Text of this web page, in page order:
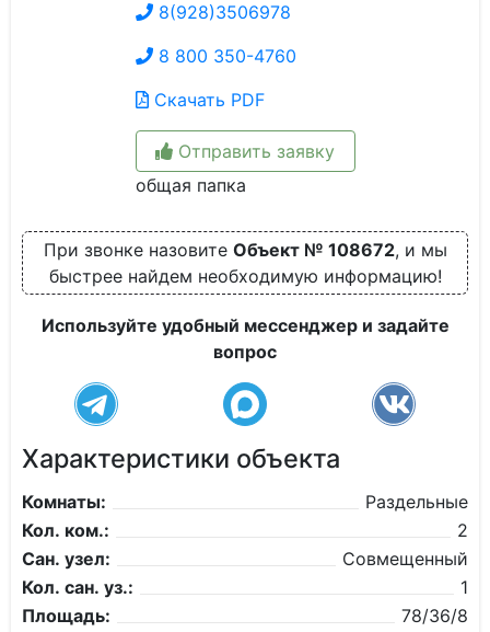
8(928)3506978
8 800 350-4760
Скачать PDF
Отправить заявку
общая папка
При звонке назовите Объект № 108672, и мы
быстрее найдем необходимую информацию!
Используйте удобный мессенджер и задайте
вопрос
Характеристики объекта
Комнаты:
Раздельные
Кол. ком.:
2
Сан. узел:
Совмещенный
Кол. сан. уз.:
1
Площадь:
78/36/8